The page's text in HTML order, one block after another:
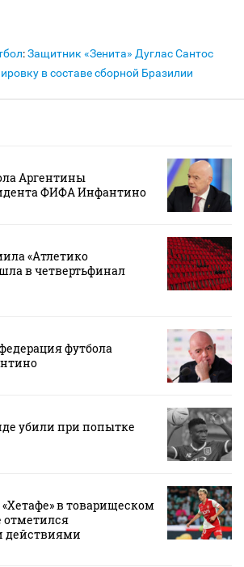
:Защитник «Зенита» Дуглас Сантос
в составе сборной Бразилии
Аргентины
ФИФА Инфантино
«Атлетико
в четвертьфинал
футбола
убили при попытке
в товарищеском
отметился
действиями